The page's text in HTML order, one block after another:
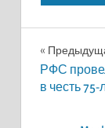
по
РФС
в честь